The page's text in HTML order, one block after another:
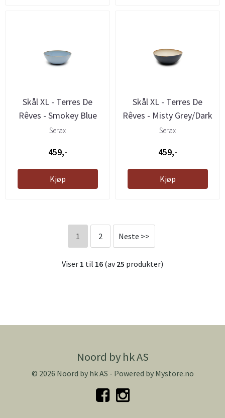
Skål XL - Terres De
Rêves - Smokey Blue
Serax
459,-
Kjøp
Skål XL - Terres De
Rêves - Misty Grey/Dark
Blue
Serax
459,-
Kjøp
1 2 Neste >>
Viser 1 til 16 (av25 produkter)
Noord by hk AS
© 2026 Noord by hk AS - Powered by Mystore.no